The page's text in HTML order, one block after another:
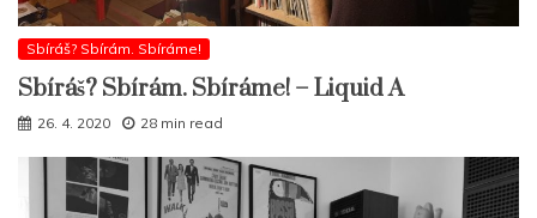
Sbíráš? Sbírám. Sbíráme!
Sbíráš? Sbírám. Sbíráme! – Liquid A
26. 4. 2020 28 min read